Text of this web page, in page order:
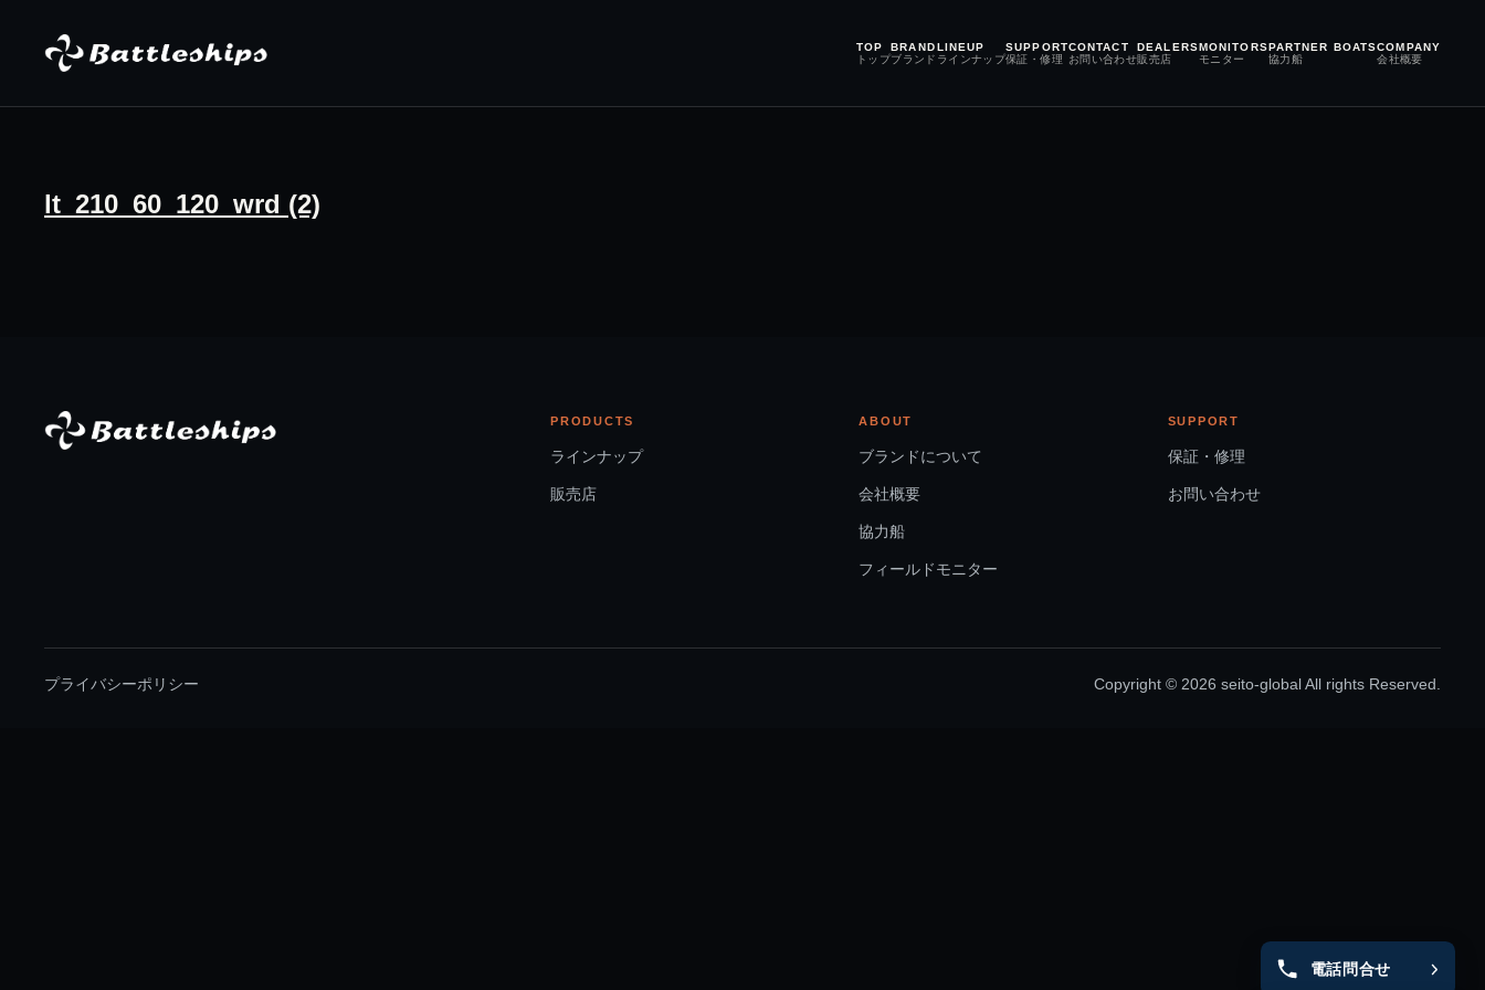
TOP
トップ
BRAND
ブランド
LINEUP
ラインナップ
SUPPORT
保証・修理
CONTACT
お問い合わせ
DEALERS
販売店
MONITORS
モニター
PARTNER BOATS
協力船
COMPANY
会社概要
lt_210_60_120_wrd (2)
PRODUCTS
ラインナップ
販売店
ABOUT
ブランドについて
会社概要
協力船
フィールドモニター
SUPPORT
保証・修理
お問い合わせ
プライバシーポリシー Copyright © 2026 seito-global All rights Reserved.
電話問合せ